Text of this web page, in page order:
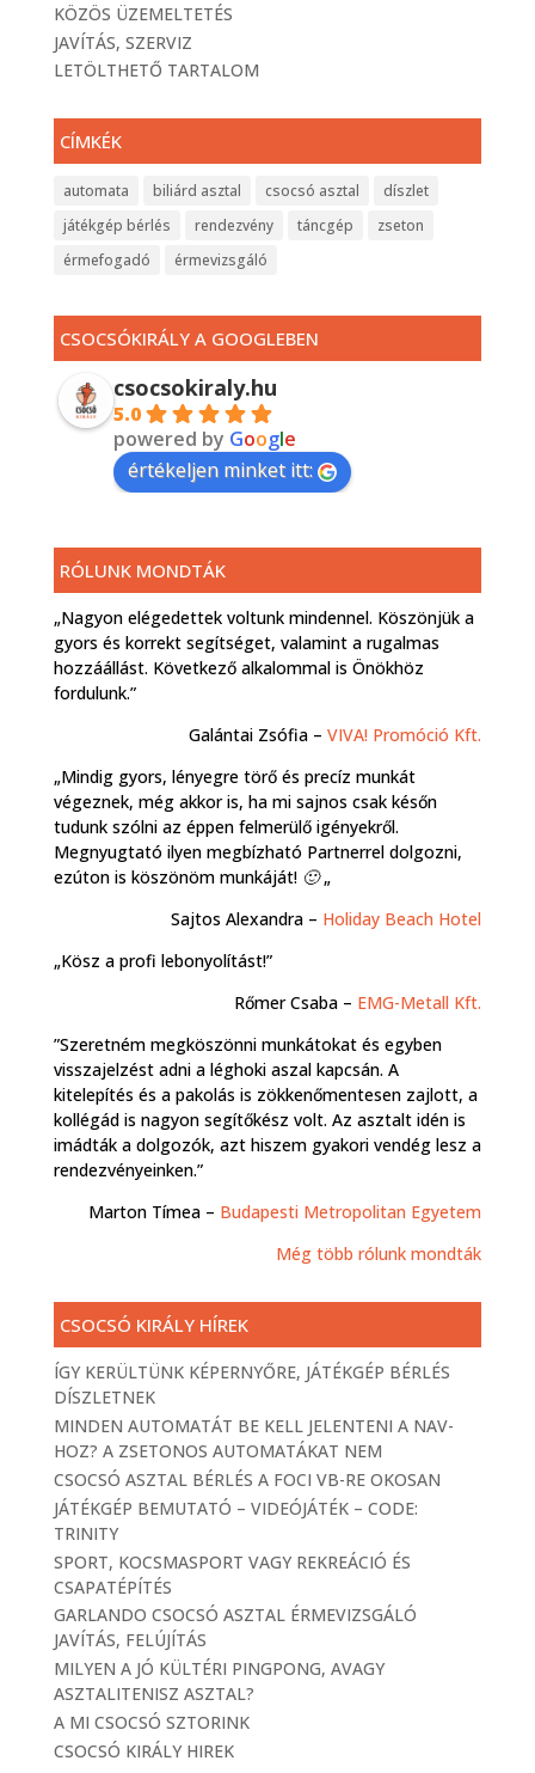
KÖZÖS ÜZEMELTETÉS
JAVÍTÁS, SZERVIZ
LETÖLTHETŐ TARTALOM
CÍMKÉK
automata biliárd asztal csocsó asztal
díszlet
játékgép bérlés
rendezvény táncgép
zseton
érmefogadó
érmevizsgáló
CSOCSÓKIRÁLY A GOOGLEBEN
csocsokiraly.hu
5.0
powered by Google
értékeljen minket itt:
RÓLUNK MONDTÁK
„Nagyon elégedettek voltunk mindennel. Köszönjük a
gyors és korrekt segítséget, valamint a rugalmas
hozzáállást. Következő alkalommal is Önökhöz
fordulunk.”
Galántai Zsófia –VIVA! Promóció Kft.
„Mindig gyors, lényegre törő és precíz munkát
végeznek, még akkor is, ha mi sajnos csak későn
tudunk szólni az éppen felmerülő igényekről.
Megnyugtató ilyen megbízható Partnerrel dolgozni,
ezúton is köszönöm munkáját! 🙂 „
Sajtos Alexandra – Holiday Beach Hotel
„Kösz a profi lebonyolítást!”
Rőmer Csaba – EMG-Metall Kft.
”Szeretném megköszönni munkátokat és egyben
visszajelzést adni a léghoki aszal kapcsán. A
kitelepítés és a pakolás is zökkenőmentesen zajlott, a
kollégád is nagyon segítőkész volt. Az asztalt idén is
imádták a dolgozók, azt hiszem gyakori vendég lesz a
rendezvényeinken.”
Marton Tímea – Budapesti Metropolitan Egyetem
Még több rólunk mondták
CSOCSÓ KIRÁLY HÍREK
ÍGY KERÜLTÜNK KÉPERNYŐRE, JÁTÉKGÉP BÉRLÉS
DÍSZLETNEK
MINDEN AUTOMATÁT BE KELL JELENTENI A NAV-
HOZ? A ZSETONOS AUTOMATÁKAT NEM
CSOCSÓ ASZTAL BÉRLÉS A FOCI VB-RE OKOSAN
JÁTÉKGÉP BEMUTATÓ – VIDEÓJÁTÉK – CODE:
TRINITY
SPORT, KOCSMASPORT VAGY REKREÁCIÓ ÉS
CSAPATÉPÍTÉS
GARLANDO CSOCSÓ ASZTAL ÉRMEVIZSGÁLÓ
JAVÍTÁS, FELÚJÍTÁS
MILYEN A JÓ KÜLTÉRI PINGPONG, AVAGY
ASZTALITENISZ ASZTAL?
A MI CSOCSÓ SZTORINK
CSOCSÓ KIRÁLY HIREK